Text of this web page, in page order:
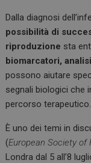
ce
b
o
o
k
ke
dI
n
Dalla diagnosi
possibilità di
riproduzione sta
biomarcatori,
possono aiutare
segnali biologici che
percorso terapeutico.
È uno dei temi in
(European Society of
Londra dal 5 all’8